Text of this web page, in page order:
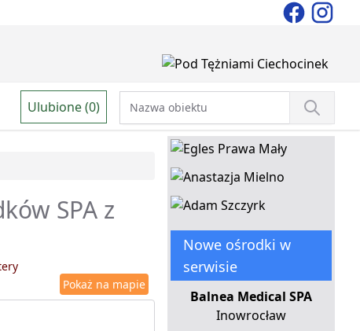
Ulubione (0)
SPA z
Pokaż na mapie
Nowe ośrodki w
serwisie
Balnea Medical SPA
Inowrocław